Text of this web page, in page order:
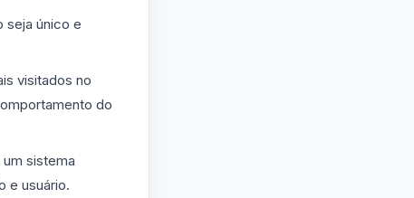
seja único e
visitados no
do
sistema
e usuário.